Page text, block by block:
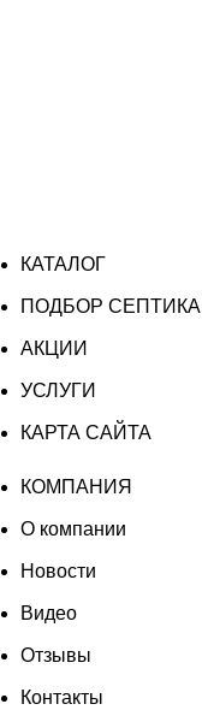
КАТАЛОГ
ПОДБОР СЕПТИКА
АКЦИИ
УСЛУГИ
КАРТА САЙТА
КОМПАНИЯ
О компании
Новости
Видео
Отзывы
Контакты